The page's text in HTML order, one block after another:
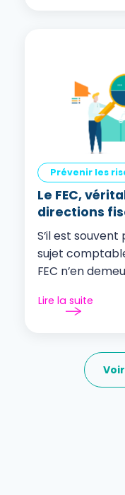
Prévenir les
Le FEC,
directions
S’il est
sujet
FEC n’en
Lire la suite